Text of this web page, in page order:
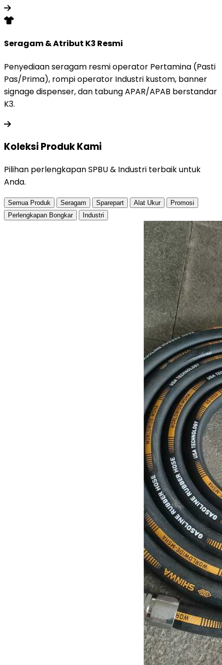
Seragam & Atribut K3 Resmi
Penyediaan seragam resmi operator Pertamina (Pasti
Pas/Prima), rompi operator Industri kustom, banner
signage dispenser, dan tabung APAR/APAB berstandar
K3.
Koleksi ProdukKami
Pilihan perlengkapan SPBU & Industri terbaik untuk
Anda.
Semua Produk Seragam Sparepart Alat Ukur
Promosi
Perlengkapan Bongkar
Industri